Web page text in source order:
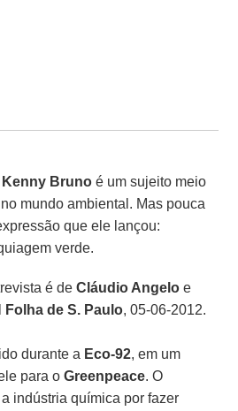
Kenny Brunoé um sujeito meio
mundo ambiental. Mas pouca
que ele lançou:
verde.
é deCláudio Angelo e
Folha de S. Paulo, 05-06-2012.
durante a Eco-92, em um
para oGreenpeace. O
indústria química por fazer